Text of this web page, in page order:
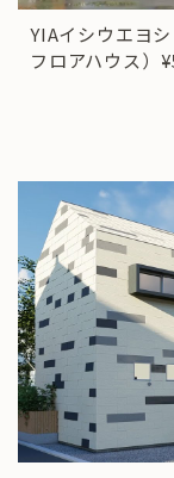
YIAイシウエヨ
フロアハウス）